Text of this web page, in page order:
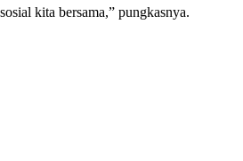
kita bersama,” pungkasnya.